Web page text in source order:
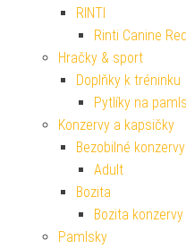
RINTI
Rinti Canine
Hračky & sport
Doplňky k tréninku
Pytlíky na
Konzervy a kapsičky
Bezobilné konzervy
Adult
Bozita
Bozita konzervy
Pamlsky